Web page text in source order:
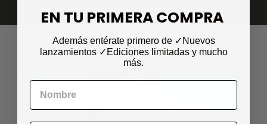
responsables con el medioambiente.
EN TU PRIMERA COMPRA
Además entérate primero de ✓Nuevos
lanzamientos ✓Ediciones limitadas y mucho
más.